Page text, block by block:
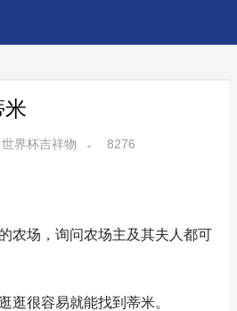
米
世界杯吉祥物 8276
农场，询问农场主及其夫人都可
逛很容易就能找到蒂米。